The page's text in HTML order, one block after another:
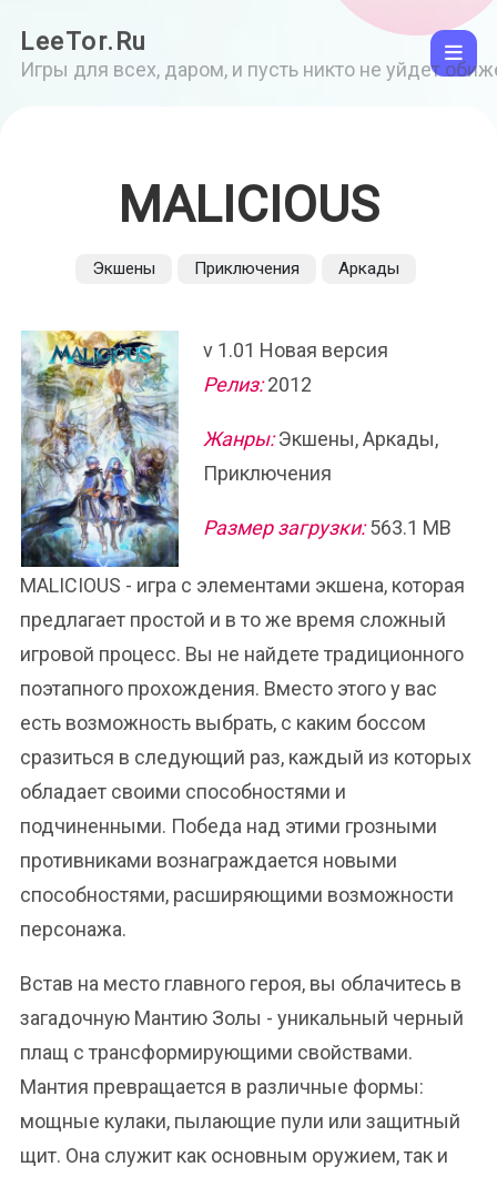
LeeTor.Ru
Игры для всех, даром, и пусть никто не уйдет
MALICIOUS
Экшены Приключения Аркады
v 1.01 Новая версия
Релиз:2012
Жанры:Экшены, Аркады,
Приключения
Размер загрузки:563.1 MB
MALICIOUS - игра с элементами экшена, которая
предлагает простой и в то же время сложный
игровой процесс. Вы не найдете традиционного
поэтапного прохождения. Вместо этого у вас
есть возможность выбрать, с каким боссом
сразиться в следующий раз, каждый из которых
обладает своими способностями и
подчиненными. Победа над этими грозными
противниками вознаграждается новыми
способностями, расширяющими возможности
персонажа.
Встав на место главного героя, вы облачитесь в
загадочную Мантию Золы - уникальный черный
плащ с трансформирующими свойствами.
Мантия превращается в различные формы:
мощные кулаки, пылающие пули или защитный
щит. Она служит как основным оружием, так и